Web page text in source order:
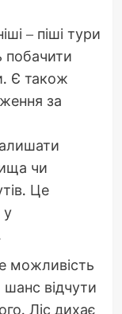
– піші тури
побачити
Є також
за
чи
Це
у
можливість
відчути
Ліс дихає